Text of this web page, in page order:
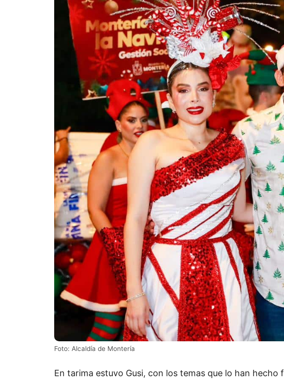
Foto: Alcaldía de Montería
En tarima estuvo Gusi, con los temas que lo han